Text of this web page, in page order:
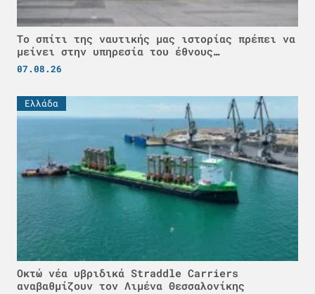
Το σπίτι της ναυτικής μας ιστορίας πρέπει να
μείνει στην υπηρεσία του έθνους…
07.08.26
Ελλάδα
Οκτώ νέα υβριδικά Straddle Carriers
αναβαθμίζουν τον Λιμένα Θεσσαλονίκης